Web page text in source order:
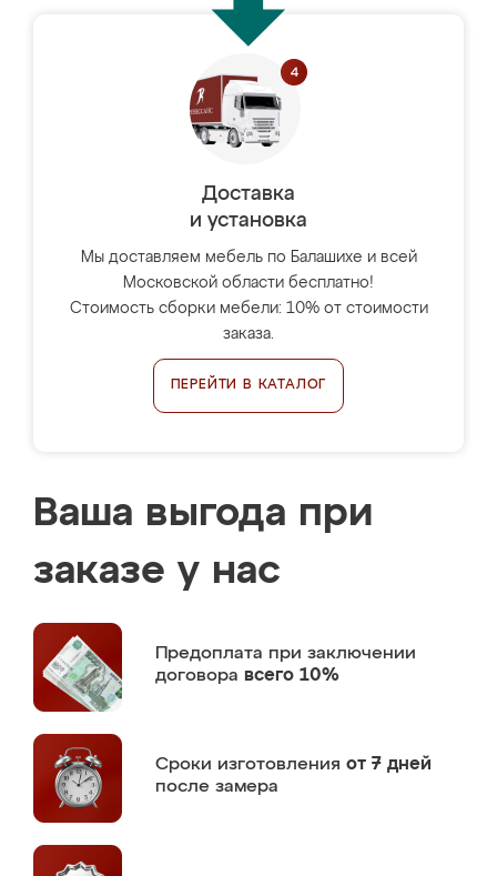
Доставка
и установка
Мы доставляем мебель по Балашихе и всей
Московской области бесплатно!
Стоимость сборки мебели: 10% от стоимости
заказа.
ПЕРЕЙТИ В КАТАЛОГ
Ваша выгода при
заказе у нас
Предоплата при заключении
договора всего 10%
Сроки изготовления от 7 дней
после замера